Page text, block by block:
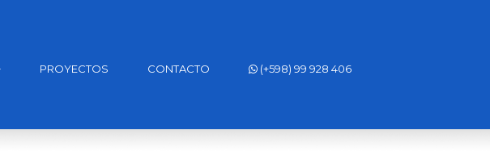
PROYECTOS CONTACTO (+598) 99 928 406